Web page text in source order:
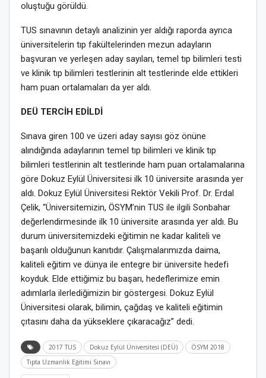
oluştuğu görüldü.
TUS sınavının detaylı analizinin yer aldığı raporda ayrıca
üniversitelerin tıp fakültelerinden mezun adayların
başvuran ve yerleşen aday sayıları, temel tıp bilimleri testi
ve klinik tıp bilimleri testlerinin alt testlerinde elde ettikleri
ham puan ortalamaları da yer aldı.
DEÜ TERCİH EDİLDİ
Sınava giren 100 ve üzeri aday sayısı göz önüne
alındığında adaylarının temel tıp bilimleri ve klinik tıp
bilimleri testlerinin alt testlerinde ham puan ortalamalarına
göre Dokuz Eylül Üniversitesi ilk 10 üniversite arasında yer
aldı. Dokuz Eylül Üniversitesi Rektör Vekili Prof. Dr. Erdal
Çelik, “Üniversitemizin, ÖSYM’nin TUS ile ilgili Sonbahar
değerlendirmesinde ilk 10 üniversite arasında yer aldı. Bu
durum üniversitemizdeki eğitimin ne kadar kaliteli ve
başarılı olduğunun kanıtıdır. Çalışmalarımızda daima,
kaliteli eğitim ve dünya ile entegre bir üniversite hedefi
koyduk. Elde ettiğimiz bu başarı, hedeflerimize emin
adımlarla ilerlediğimizin bir göstergesi. Dokuz Eylül
Üniversitesi olarak, bilimin, çağdaş ve kaliteli eğitimin
çıtasını daha da yükseklere çıkaracağız” dedi.
2017 TUS Dokuz Eylül Üniversitesi (DEÜ)
ÖSYM 2018
Tıpta Uzmanlık Eğitimi Sınavı